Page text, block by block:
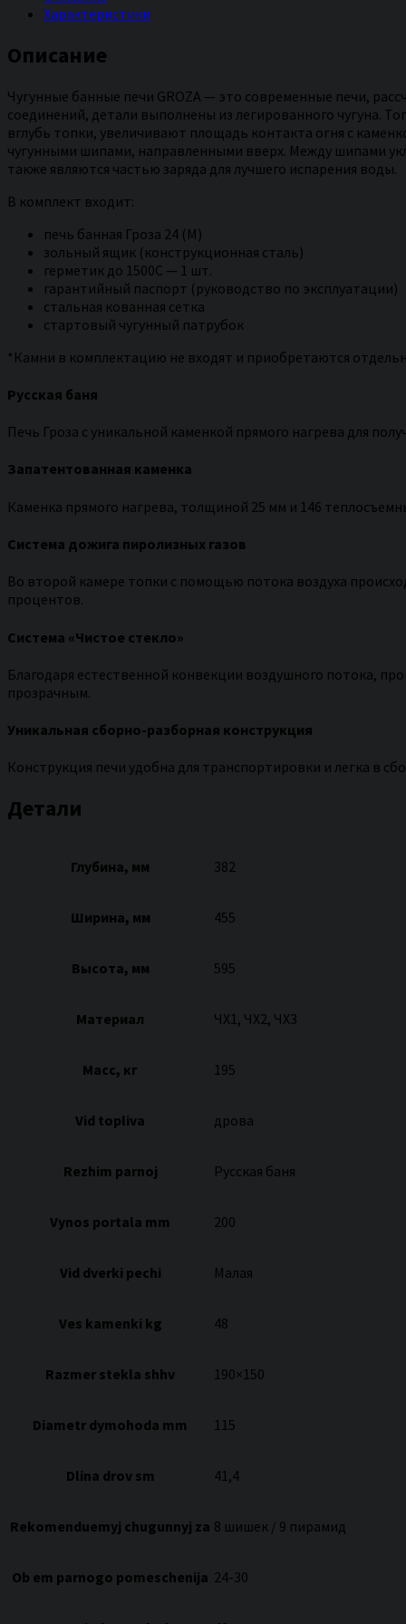
Характеристики
Описание
Чугунные банные печи GROZA — это современные печи,
соединений, детали выполнены из легированного чугуна.
вглубь топки, увеличивают площадь контакта огня с
чугунными шипами, направленными вверх. Между шипами
также являются частью заряда для лучшего испарения воды.
В комплект входит:
печь банная Гроза 24 (М)
зольный ящик (конструкционная сталь)
герметик до 1500С — 1 шт.
гарантийный паспорт (руководство по эксплуатации)
стальная кованная сетка
стартовый чугунный патрубок
*Камни в комплектацию не входят и приобретаются
Русская баня
Печь Гроза с уникальной каменкой прямого нагрева для
Запатентованная каменка
Каменка прямого нагрева, толщиной 25 мм и 146
Система дожига пиролизных газов
Во второй камере топки с помощью потока воздуха
процентов.
Система «Чистое стекло»
Благодаря естественной конвекции воздушного потока,
прозрачным.
Уникальная сборно-разборная конструкция
Конструкция печи удобна для транспортировки и легка в
Детали
Глубина, мм 382
Ширина, мм 455
Высота, мм 595
Материал ЧХ1, ЧХ2, ЧХ3
Масс, кг 195
Vid topliva дрова
Rezhim parnoj Русская баня
Vynos portala mm 200
Vid dverki pechi Малая
Ves kamenki kg 48
Razmer stekla shhv 190×150
Diametr dymohoda mm 115
Dlina drov sm 41,4
Rekomenduemyj chugunnyj za 8 шишек / 9 пирамид
Ob em parnogo pomeschenija 24-30